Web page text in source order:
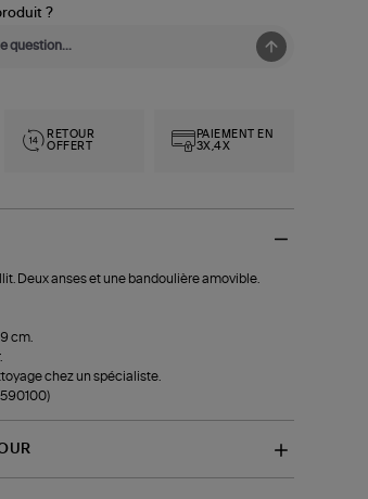
?
RETOUR
OFFERT
PAIEMENT EN
3X,4X
Deux anses et une bandoulière amovible.
cm.
chez un spécialiste.